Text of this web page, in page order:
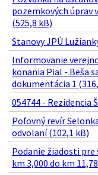
pozemkových úprav
(525,8 kB)
Stanovy JPÚ
Informovanie
konania Pial - Beša
dokumentácia 1
054744 - Rezidencia
Poľovný revír
odvolaní (102,1 kB)
Podanie žiadosti pre
km 3,000 do km